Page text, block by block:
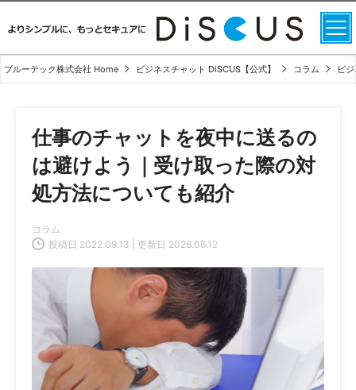
ブルーテック株式会社 Home ビジネスチャット DiSCUS【公式】 コラム ビ
仕事のチャットを夜中に送るの
は避けよう｜受け取った際の対
処方法についても紹介
投稿日 2022.09.13 | 更新日 2026.06.12
コラム